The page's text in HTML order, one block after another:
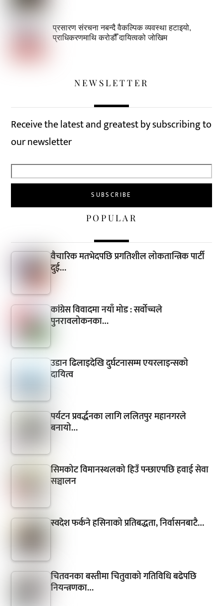
प्रसारण संरचना नबन्दै वैकल्पिक व्यवस्था हटाइयो,
प्राधिकरणमाथि करोडौँ दायित्वको जोखिम
NEWSLETTER
Receive the latest and greatest by subscribing to
our newsletter
POPULAR
वैचारिक मतभेदपछि प्रगतिशील लोकतान्त्रिक पार्टी
दुई…
कांग्रेस विवादमा नयाँ मोड : सर्वोच्चले
पुनरावलोकनका…
उडान ढिलाइदेखि दुर्घटनासम्म एयरलाइन्सको
दायित्व
पर्यटन प्रवर्द्धनका लागि ललितपुर महानगरले
बनायो…
सिमकोट विमानस्थलको हिउँ पन्छाएपछि हवाई सेवा
सञ्चालन
स्वदेश फर्कने हसिनाको प्रतिबद्धता, निर्वासनबाटै…
चितवनका बस्तीमा चितुवाको गतिविधि बढेपछि
नियन्त्रणका…